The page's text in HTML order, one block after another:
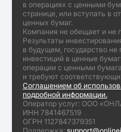
в операциях с ценными
странице, или вступать в
ценных бумаг.
Компания не обещает и не
Результаты
в будущем, государство не
инвестиций в ценные
операции с ценными
и требуют
Соглашением об
подробной информации.
Оператор услуг: ООО
ИНН 7841467519
ОГРН 1127847379351